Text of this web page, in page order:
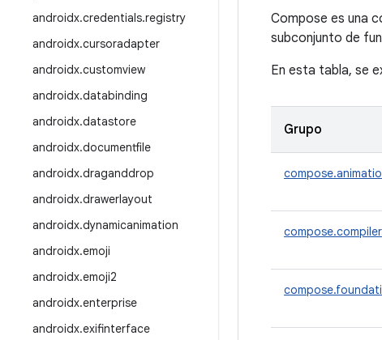
androidx.credentials.registry
androidx.cursoradapter
androidx.customview
androidx.databinding
androidx.datastore
androidx.documentfile
androidx.draganddrop
androidx.drawerlayout
androidx.dynamicanimation
androidx.emoji
androidx.emoji2
androidx.enterprise
androidx.exifinterface
Compose es una
subconjunto de
En esta tabla, se
Grupo
compose.compiler